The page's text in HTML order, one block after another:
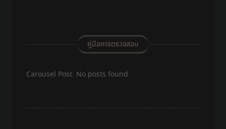
คู่มือการตรวจสอบ
Carousel Post: No posts found